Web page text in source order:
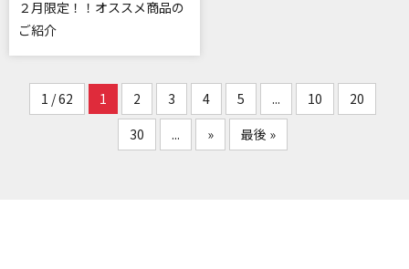
２月限定！！オススメ商品の
ご紹介
1 / 62 1 2 3 4 5 ... 10
20
30
... » 最後 »